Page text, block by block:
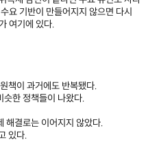
요 기반이 만들어지지 않으면 다시
여기에 있다.
책이 과거에도 반복됐다.
한 정책들이 나왔다.
해결로는 이어지지 않았다.
있다.